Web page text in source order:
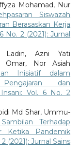
Mohamad, Nur
Siswazah
Berasaskan Kerja
No. 2 (2021): Jurnal
Ladin, Azni Yati
Omar, Nor Asiah
Inisiatif dalam
dan
Vol. 6 No. 2
Md Shar, Ummu-
Terhadap
Ketika Pandemik
(2021): Jurnal Sains